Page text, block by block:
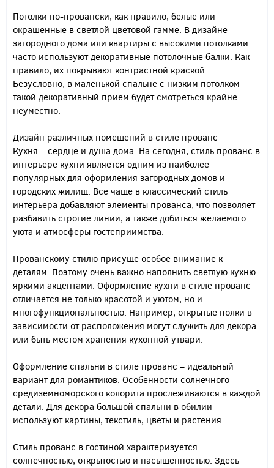
Потолки по-провански, как правило, белые или
окрашенные в светлой цветовой гамме. В дизайне
загородного дома или квартиры с высокими потолками
часто используют декоративные потолочные балки. Как
правило, их покрывают контрастной краской.
Безусловно, в маленькой спальне с низким потолком
такой декоративный прием будет смотреться крайне
неуместно.
Дизайн различных помещений в стиле прованс
Кухня – сердце и душа дома. На сегодня, стиль прованс в
интерьере кухни является одним из наиболее
популярных для оформления загородных домов и
городских жилищ. Все чаще в классический стиль
интерьера добавляют элементы прованса, что позволяет
разбавить строгие линии, а также добиться желаемого
уюта и атмосферы гостеприимства.
Прованскому стилю присуще особое внимание к
деталям. Поэтому очень важно наполнить светлую кухню
яркими акцентами. Оформление кухни в стиле прованс
отличается не только красотой и уютом, но и
многофункциональностью. Например, открытые полки в
зависимости от расположения могут служить для декора
или быть местом хранения кухонной утвари.
Оформление спальни в стиле прованс – идеальный
вариант для романтиков. Особенности солнечного
средиземноморского колорита прослеживаются в каждой
детали. Для декора большой спальни в обилии
используют картины, текстиль, цветы и растения.
Стиль прованс в гостиной характеризуется
солнечностью, открытостью и насыщенностью. Здесь